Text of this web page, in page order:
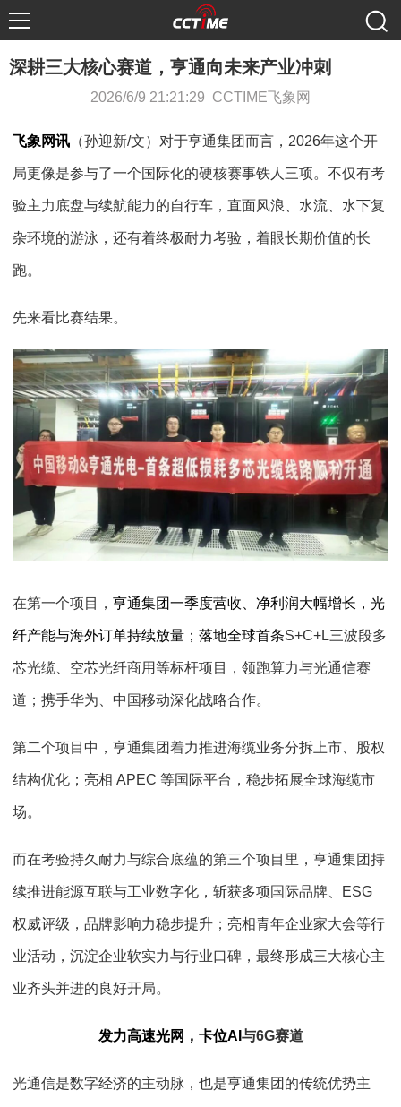
深耕三大核心赛道，亨通向未来产业冲刺
2026/6/9 21:21:29 CCTIME飞象网
飞象网讯 （孙迎新/文）对于亨通集团而言， 2026年这个开
局更像是参与了一个国际化的硬核赛事铁人三项。不仅有考
验主力底盘与续航能力的自行车，直面风浪、水流、水下复
杂环境的游泳，还有着终极耐力考验，着眼长期价值的长
跑。
先来看比赛结果。
在第一个项目， 亨通集团一季度营收、净利润大幅增长，光
纤产能与海外订单持续放量；落地全球首条S+C+L三波段多
芯光缆、空芯光纤商用等标杆项目，领跑算力与光通信赛
道；携手华为、中国移动深化战略合作。
第二个项目中，亨通集团着力推进海缆业务分拆上市、股权
结构优化；亮相 APEC 等国际平台，稳步拓展全球海缆市
场。
而在考验持久耐力与综合底蕴的第三个项目里，亨通集团持
续推进能源互联与工业数字化，斩获多项国际品牌、 ESG
权威评级，品牌影响力稳步提升；亮相青年企业家大会等行
业活动，沉淀企业软实力与行业口碑，最终形成三大核心主
业齐头并进的良好开局。
发力高速光网，卡位AI 与6G赛道
光通信是数字经济的主动脉，也是亨通集团的传统优势主